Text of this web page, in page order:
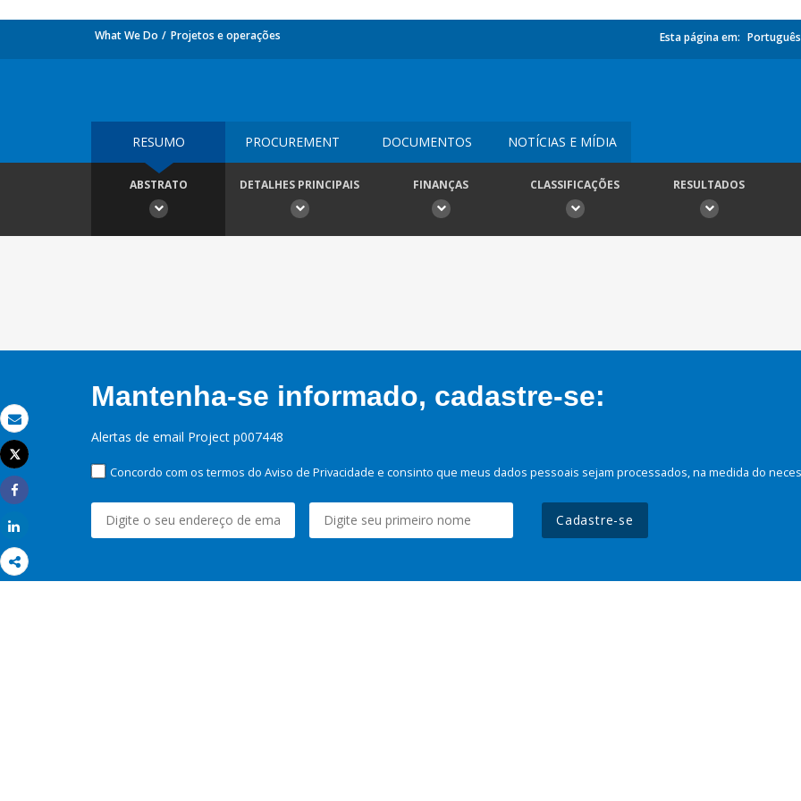
Email
Imprimir
Tweet
Share
What We Do Projetos e operações Esta página em: Português
RESUMO PROCUREMENT DOCUMENTOS NOTÍCIAS E MÍDIA
ABSTRATO DETALHES PRINCIPAIS FINANÇAS CLASSIFICAÇÕES RESULTADOS
Mantenha-se informado, cadastre-se:
Alertas de email Project p007448
Concordo com os termos do Aviso de Privacidade e consinto que meus dados pessoais sejam processados, na medida do
Cadastre-se